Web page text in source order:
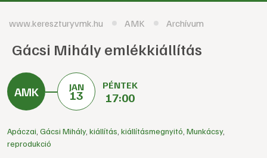
www.kereszturyvmk.hu AMK Archívum
Gácsi Mihály emlékkiállítás
JAN
13
PÉNTEK
17:00
Apáczai Gácsi Mihály, kiállítás kiállításmegnyitó Munkácsy,
reprodukció